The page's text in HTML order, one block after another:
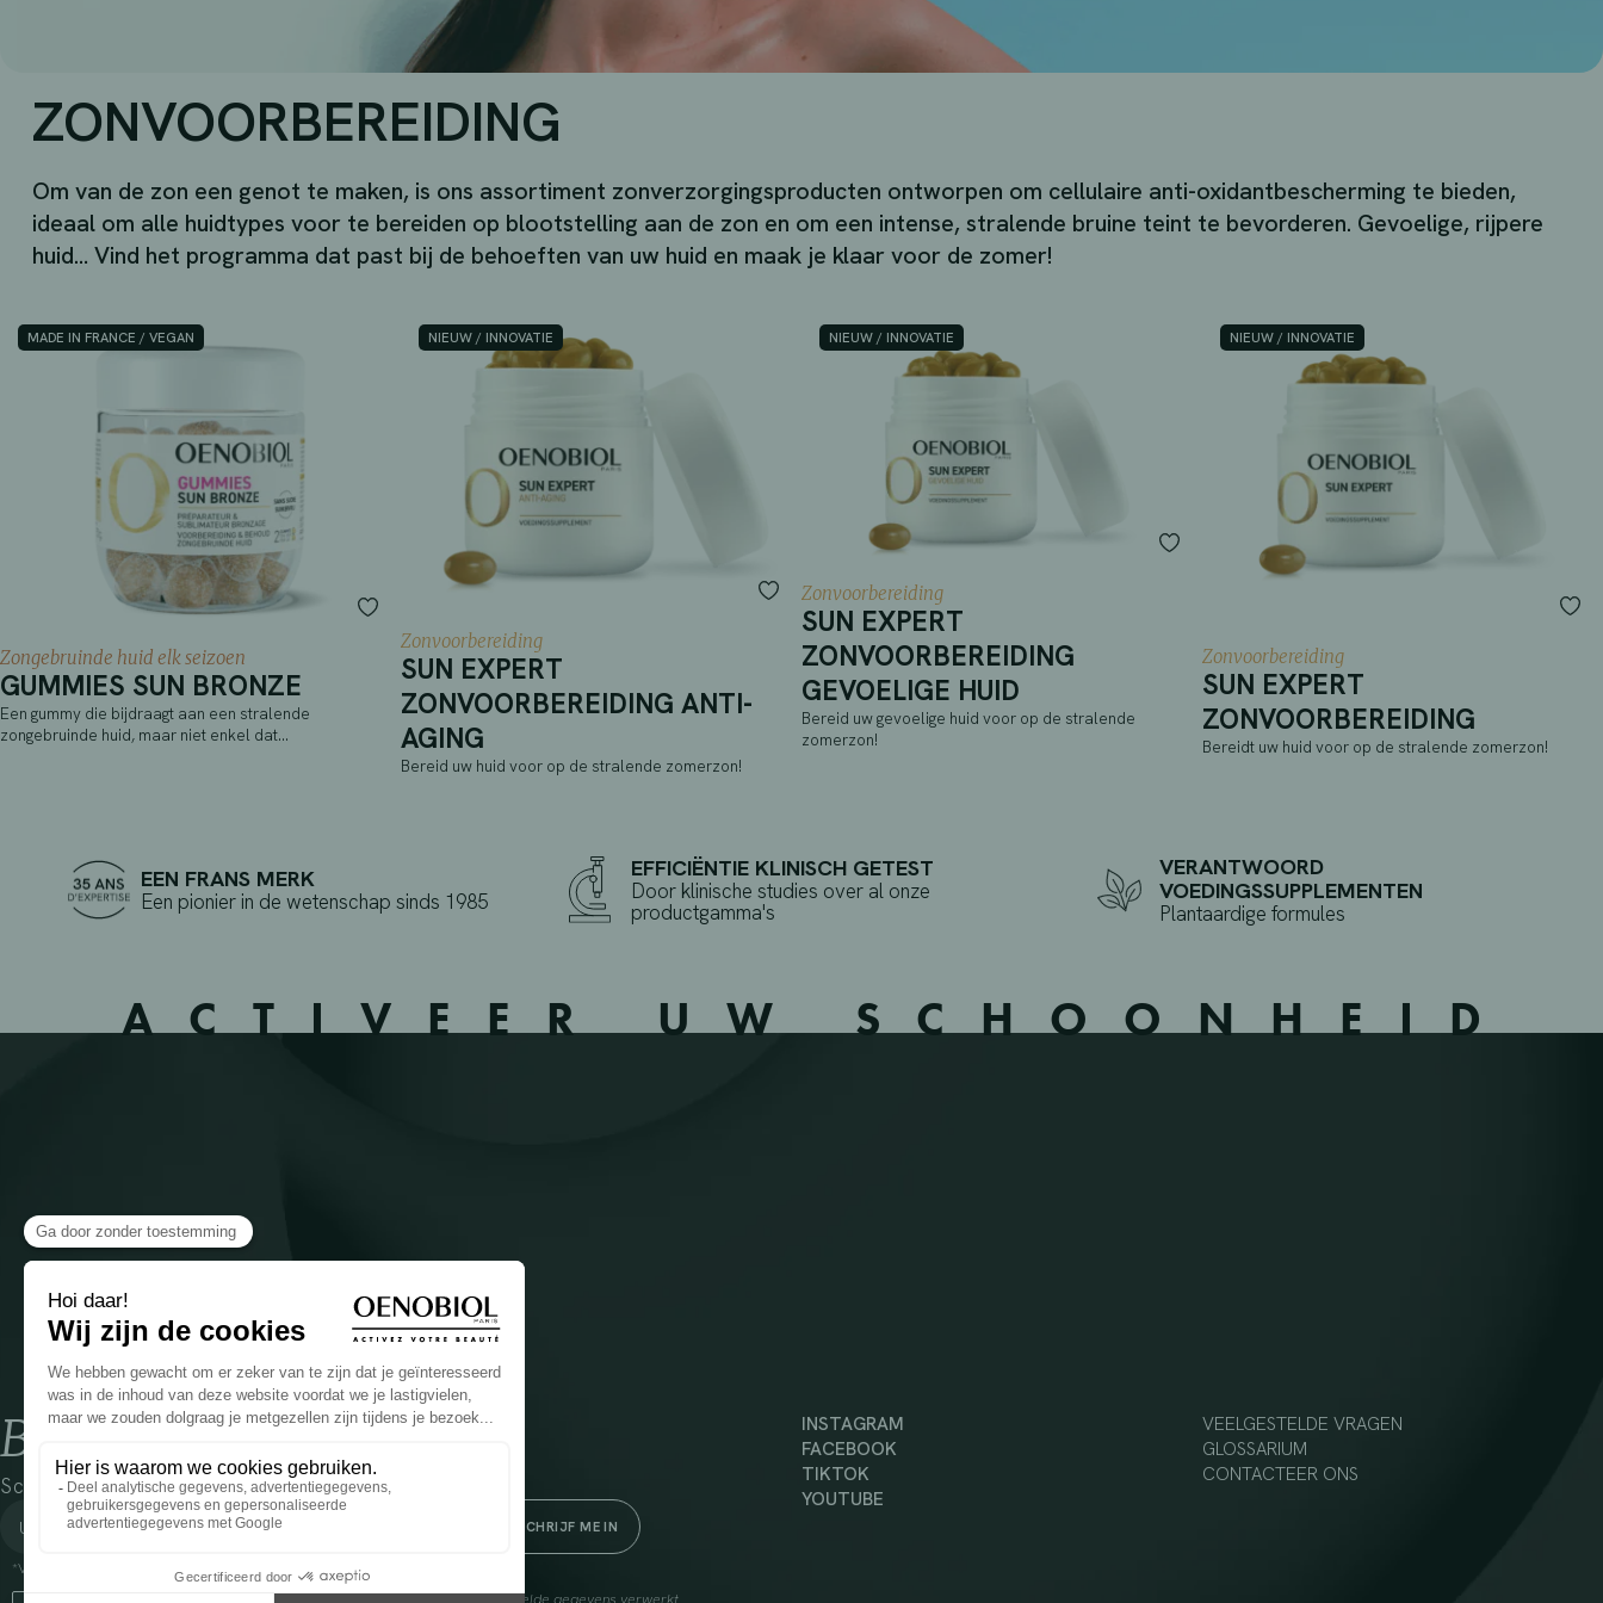
ZONVOORBEREIDING
Om van de zon een genot te maken, is ons assortiment zonverzorgingsproducten ontworpen om cellulaire anti-oxidantbescherming te bieden,
ideaal om alle huidtypes voor te bereiden op blootstelling aan de zon en om een intense, stralende bruine teint te bevorderen. Gevoelige, rijpere
huid… Vind het programma dat past bij de behoeften van uw huid en maak je klaar voor de zomer!
MADE IN FRANCE / VEGAN
Zongebruinde huid elk seizoen
GUMMIES SUN BRONZE
Een gummy die bijdraagt aan een stralende
zongebruinde huid, maar niet enkel dat…
NIEUW / INNOVATIE
Zonvoorbereiding
SUN EXPERT
ZONVOORBEREIDING ANTI-
AGING
Bereid uw huid voor op de stralende zomerzon!
NIEUW / INNOVATIE
Zonvoorbereiding
SUN EXPERT
ZONVOORBEREIDING
GEVOELIGE HUID
Bereid uw gevoelige huid voor op de stralende
zomerzon!
NIEUW / INNOVATIE
Zonvoorbereiding
SUN EXPERT
ZONVOORBEREIDING
Bereidt uw huid voor op de stralende zomerzon!
EEN FRANS MERK
Een pionier in de wetenschap sinds 1985
EFFICIËNTIE KLINISCH GETEST
Door klinische studies over al onze
productgamma's
VERANTWOORD
VOEDINGSSUPPLEMENTEN
Plantaardige formules
ACTIVEER UW SCHOONHEID
Blijf op de hoogte
Schrijf je in voor onze nieuwsbrief
*Verplichte velden
INSTAGRAM
FACEBOOK
TIKTOK
YOUTUBE
VEELGESTELDE VRAGEN
GLOSSARIUM
CONTACTEER ONS